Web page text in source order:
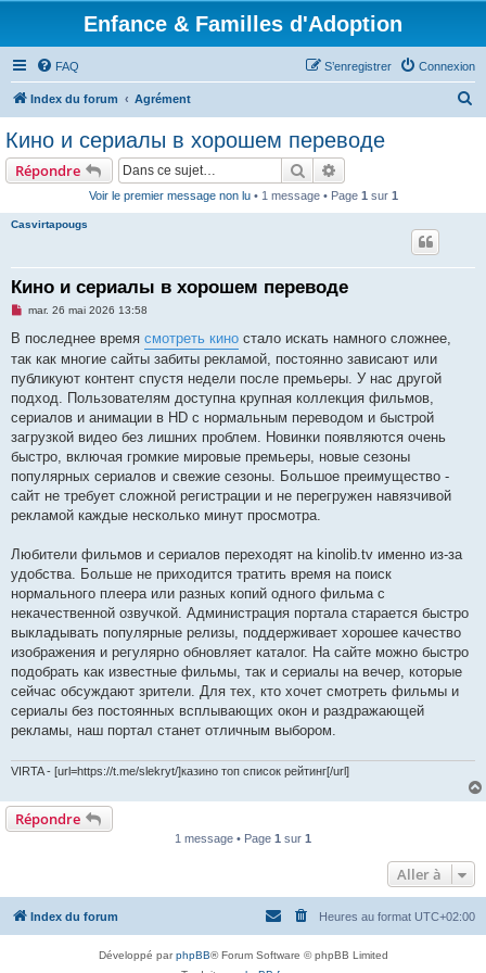
Enfance & Familles d'Adoption
FAQ Connexion
S’enregistrer
Index du forum Agrément
Кино и сериалы в хорошем переводе
Répondre Rechercher
Voir le premier message non lu• 1 message • Page 1 sur 1
Casvirtapougs
Кино и сериалы в хорошем переводе
M
s
a
g
e
n
o
n
l
u
mar. 26 mai 2026 13:58
В последнее время смотреть кино стало искать намного сложнее,
так как многие сайты забиты рекламой, постоянно зависают или
публикуют контент спустя недели после премьеры. У нас другой
подход. Пользователям доступна крупная коллекция фильмов,
сериалов и анимации в HD с нормальным переводом и быстрой
загрузкой видео без лишних проблем. Новинки появляются очень
быстро, включая громкие мировые премьеры, новые сезоны
популярных сериалов и свежие сезоны. Большое преимущество -
сайт не требует сложной регистрации и не перегружен навязчивой
рекламой каждые несколько минут просмотра.
Любители фильмов и сериалов переходят на kinolib.tv именно из-за
удобства. Больше не приходится тратить время на поиск
нормального плеера или разных копий одного фильма с
некачественной озвучкой. Администрация портала старается быстро
выкладывать популярные релизы, поддерживает хорошее качество
изображения и регулярно обновляет каталог. На сайте можно быстро
подобрать как известные фильмы, так и сериалы на вечер, которые
сейчас обсуждают зрители. Для тех, кто хочет смотреть фильмы и
сериалы без постоянных всплывающих окон и раздражающей
рекламы, наш портал станет отличным выбором.
VIRTA - [url=https://t.me/slekryt/]казино топ список рейтинг[/url]
Répondre
1 message • Page 1 sur 1
Aller à
Index du forum Heures au format UTC+02:00
Développé parphpBB® Forum Software © phpBB Limited